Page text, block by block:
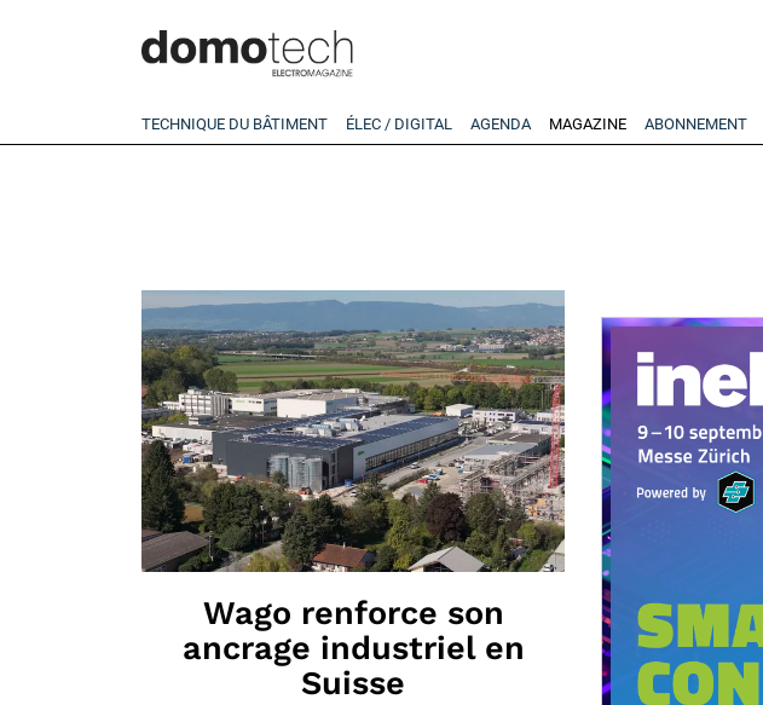
TECHNIQUE DU BÂTIMENT ÉLEC / DIGITAL AGENDA MAGAZINE ABONNEMENT
Wago renforce son
ancrage industriel en
Suisse